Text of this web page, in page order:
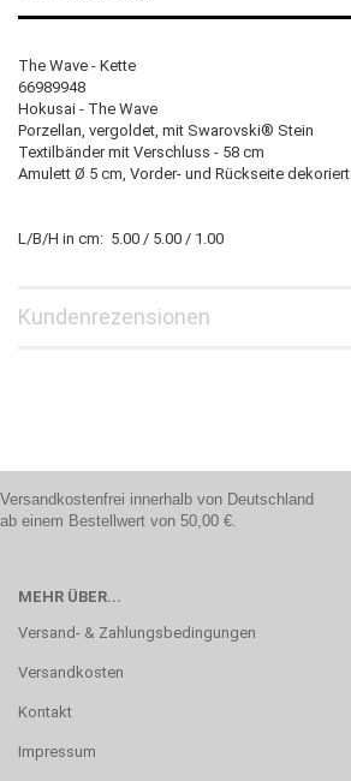
The Wave - Kette
66989948
Hokusai - The Wave
Porzellan, vergoldet, mit Swarovski® Stein
Textilbänder mit Verschluss - 58 cm
Amulett Ø 5 cm, Vorder- und Rückseite dekoriert
L/B/H in cm: 5.00 / 5.00 / 1.00
Kundenrezensionen
Versandkostenfrei innerhalb von Deutschland
ab einem Bestellwert von 50,00 €.
MEHR ÜBER...
Versand- & Zahlungsbedingungen
Versandkosten
Kontakt
Impressum